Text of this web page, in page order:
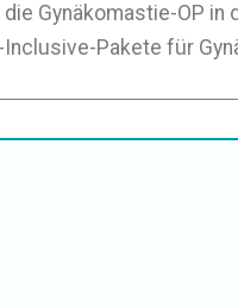
die Gynäkomastie-OP in
Inclusive-Pakete für